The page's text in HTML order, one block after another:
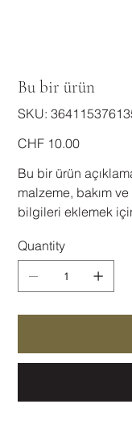
Bu bir ürün
SKU: SKU
364115376135191
Price
CHF 10.00
Bu bir ürün
malzeme, bakım
bilgileri eklemek
Quantity